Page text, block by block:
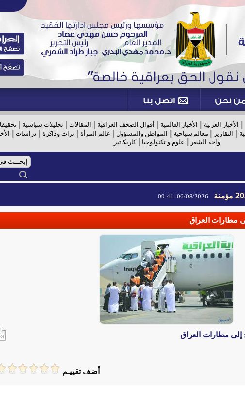
الأخبار العربية الأخبار العالمية أقوال الصحف العراقية المقالات تحليلات سياسية
التقارير معالم سياحية المواطن والمسؤول عالم المرأة |تراث وذاكرة دراسات
واحة الشعر
علوم و تكنولوجيا |كاريكاتير
06/08/2026- 09:41
06/08/2026- 09:41
أضف تقييـم